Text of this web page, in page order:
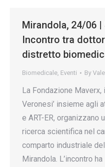
Mirandola, 24/06 |
Incontro tra
distretto
Biomedicale, Eventi By
La Fondazione Maverx,
Veronesi’ insieme agli
e ART-ER, organizzano
ricerca scientifica nel
comparto industriale
Mirandola. L’incontro